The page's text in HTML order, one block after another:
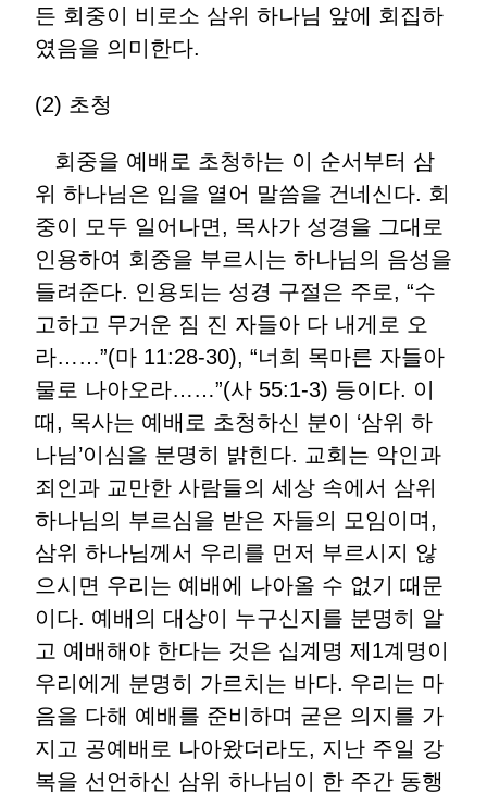
든 회중이 비로소 삼위 하나님 앞에 회집하
였음을 의미한다.
(2) 초청
회중을 예배로 초청하는 이 순서부터 삼
위 하나님은 입을 열어 말씀을 건네신다. 회
중이 모두 일어나면, 목사가 성경을 그대로
인용하여 회중을 부르시는 하나님의 음성을
들려준다. 인용되는 성경 구절은 주로, “수
고하고 무거운 짐 진 자들아 다 내게로 오
라……”(마 11:28-30), “너희 목마른 자들아
물로 나아오라……”(사 55:1-3) 등이다. 이
때, 목사는 예배로 초청하신 분이 ‘삼위 하
나님’이심을 분명히 밝힌다. 교회는 악인과
죄인과 교만한 사람들의 세상 속에서 삼위
하나님의 부르심을 받은 자들의 모임이며,
삼위 하나님께서 우리를 먼저 부르시지 않
으시면 우리는 예배에 나아올 수 없기 때문
이다. 예배의 대상이 누구신지를 분명히 알
고 예배해야 한다는 것은 십계명 제1계명이
우리에게 분명히 가르치는 바다. 우리는 마
음을 다해 예배를 준비하며 굳은 의지를 가
지고 공예배로 나아왔더라도, 지난 주일 강
복을 선언하신 삼위 하나님이 한 주간 동행